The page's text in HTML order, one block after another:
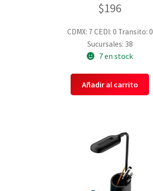
$196
CDMX: 7 CEDI: 0 Transito: 0
Sucursales: 38
7 en stock
Añadir al carrito